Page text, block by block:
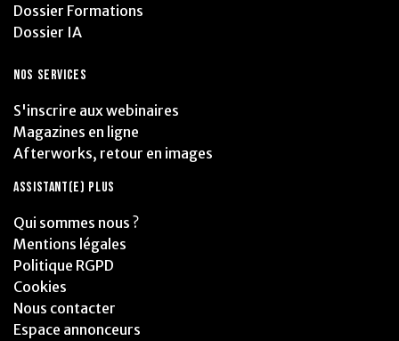
Dossier Formations
Dossier IA
NOS SERVICES
S'inscrire aux webinaires
Magazines en ligne
Afterworks, retour en images
ASSISTANT(E) PLUS
Qui sommes nous ?
Mentions légales
Politique RGPD
Cookies
Nous contacter
Espace annonceurs